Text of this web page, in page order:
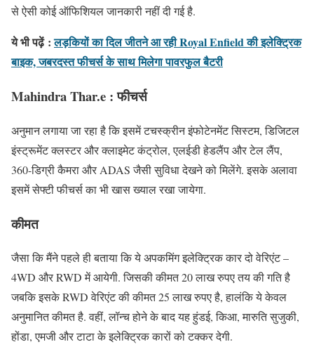
से ऐसी कोई ऑफिशियल जानकारी नहीं दी गई है.
ये भी पढ़ें : लड़कियों का दिल जीतने आ रही Royal Enfield की इलेक्ट्रिक
बाइक, जबरदस्त फीचर्स के साथ मिलेगा पावरफुल बैटरी
Mahindra Thar.e : फीचर्स
अनुमान लगाया जा रहा है कि इसमें टचस्क्रीन इंफोटेनमेंट सिस्टम, डिजिटल
इंस्ट्रूमेंट क्लस्टर और क्लाइमेट कंट्रोल, एलईडी हेडलैंप और टेल लैंप,
360-डिग्री कैमरा और ADAS जैसी सुविधा देखने को मिलेंगे. इसके अलावा
इसमें सेफ्टी फीचर्स का भी खास ख्याल रखा जायेगा.
कीमत
जैसा कि मैंने पहले ही बताया कि ये अपकमिंग इलेक्ट्रिक कार दो वेरिएंट –
4WD और RWD में आयेगी. जिसकी कीमत 20 लाख रुपए तय की गति है
जबकि इसके RWD वेरिएंट की कीमत 25 लाख रुपए है, हालंकि ये केवल
अनुमानित कीमत है. वहीं, लॉन्च होने के बाद यह हुंडई, किआ, मारुति सुजुकी,
होंडा, एमजी और टाटा के इलेक्ट्रिक कारों को टक्कर देगी.